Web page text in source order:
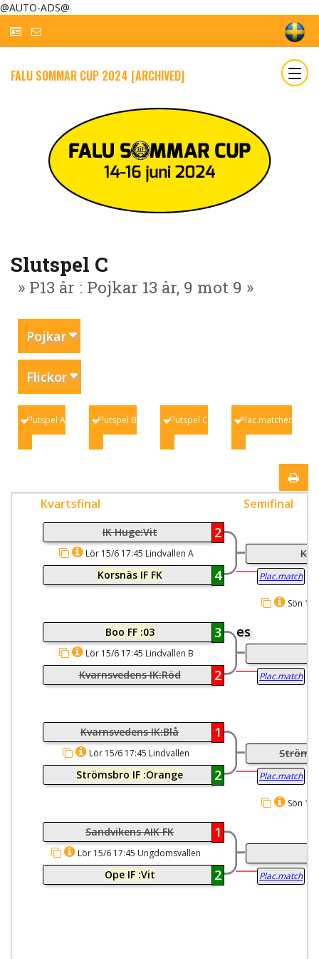
@AUTO-ADS@
FALU SOMMAR CUP 2024 [ARCHIVED]
Slutspel C
» P13 år : Pojkar 13 år, 9 mot 9 »
Pojkar
Flickor
Slutspel A Slutspel B Slutspel C Plac.matcher
Kvartsfinal Semifinal
IK Huge:Vit 2
Lör 15/6 17:45 Lindvallen A
Korsnäs IF FK 4 Plac.match
Boo FF :03 3 es
Lör 15/6 17:45 Lindvallen B
Kvarnsvedens IK:Röd 2 Plac.match
Kvarnsvedens IK:Blå 1
Lör 15/6 17:45 Lindvallen
Konstgräs
Strömsbro IF :Orange 2 Plac.match
Sandvikens AIK FK 1
Lör 15/6 17:45 Ungdomsvallen
Ope IF :Vit 2 Plac.match
Sön
Sön